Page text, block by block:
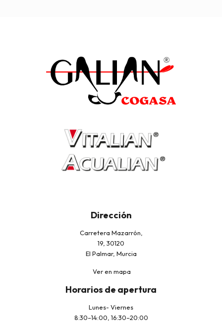
Dirección
Carretera Mazarrón,
19, 30120
El Palmar, Murcia
Ver en mapa
Horarios de apertura
Lunes- Viernes
8:30–14:00, 16:30–20:00